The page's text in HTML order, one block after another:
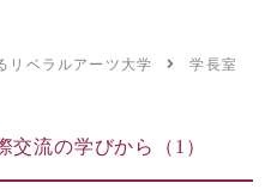
リベラルアーツ大学 学長室だ
流の学びから（1）